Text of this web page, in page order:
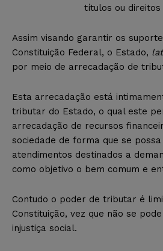
títulos ou direitos
Assim visando garantir os
Constituição Federal, o Estado,
por meio de arrecadação de
Esta arrecadação está
tributar do Estado, o qual este
arrecadação de recursos
sociedade de forma que se
atendimentos destinados a
como objetivo o bem comum e
Contudo o poder de tributar é
Constituição, vez que não se
injustiça social.